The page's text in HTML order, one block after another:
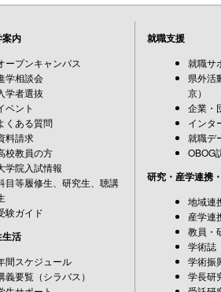
案内
ープンキャンパス
学相談会
学者選抜
ベント
くある質問
料請求
校教員の方
学院入試情報
目等履修生、研究生、聴講
験ガイド
活
間スケジュール
義要覧（シラバス）
就職支援
就職サ
県外活
京）
企業・
インタ
就職デ
OBOG
研究・産学連携
地域連
産学連
教員・
学術誌
学術振
学長研